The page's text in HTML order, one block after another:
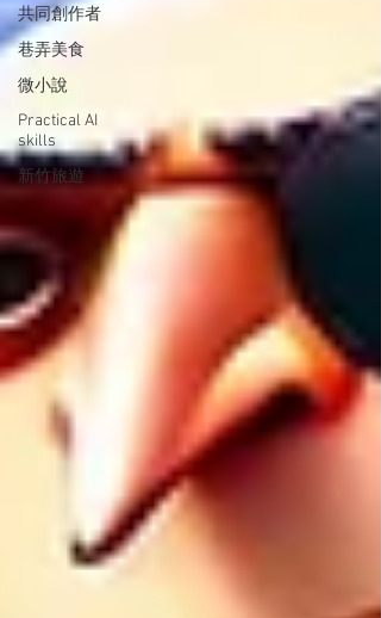
共同創作者
巷弄美食
微小說
Practical AI
skills
新竹旅遊